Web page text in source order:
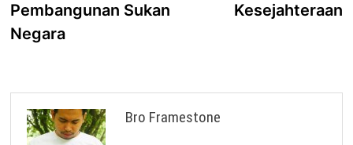
Pembangunan Sukan
Negara
Kesejahteraan
Bro Framestone